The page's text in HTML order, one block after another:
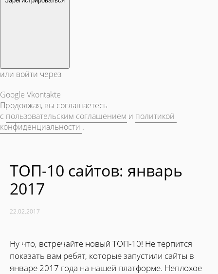
или войти через
Google Vkontakte
Продолжая, вы соглашаетесь
с пользовательским соглашением и политикой
конфиденциальности .
ТОП-10 сайтов: январь
2017
22.02.2017
Ну что, встречайте новый ТОП-10! Не терпится
показать вам ребят, которые запустили сайты в
январе 2017 года на нашей платформе. Неплохое